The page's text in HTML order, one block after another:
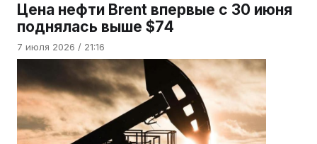
Цена нефти Brent впервые с 30 июня
поднялась выше $74
7 июля 2026 / 21:16